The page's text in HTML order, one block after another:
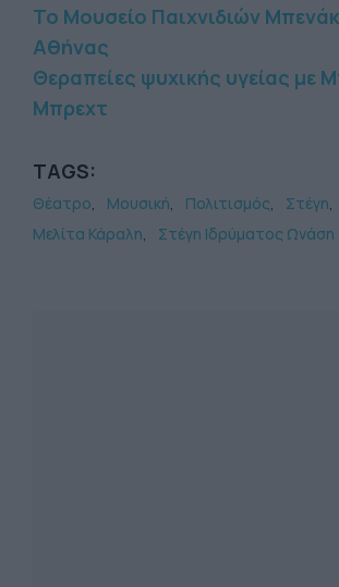
Το Μουσείο Παιχνιδιών
Αθήνας
Θεραπείες ψυχικής υγείας με
Μπρεχτ
TAGS:
Θέατρο Μουσική Πολιτισμός
Στέγη
Μελίτα Κάραλη
Στέγη Ιδρύματος Ωνάση